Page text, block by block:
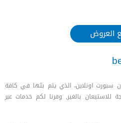
العروض
سبورت اونلاين، الذي يتم بثها في كافة
للاستيعان بالغير, وفرنا لكم خدمات عبر